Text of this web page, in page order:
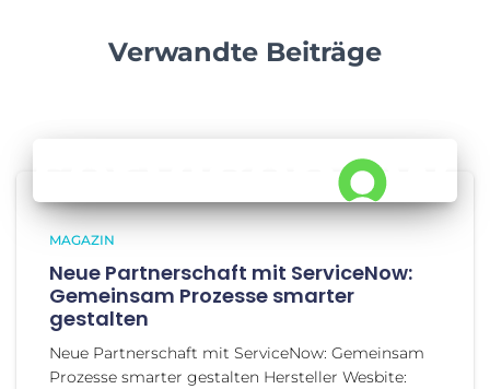
Verwandte Beiträge
MAGAZIN
Neue Partnerschaft mit ServiceNow:
Gemeinsam Prozesse smarter
gestalten
Neue Partnerschaft mit ServiceNow: Gemeinsam
Prozesse smarter gestalten Hersteller Wesbite: